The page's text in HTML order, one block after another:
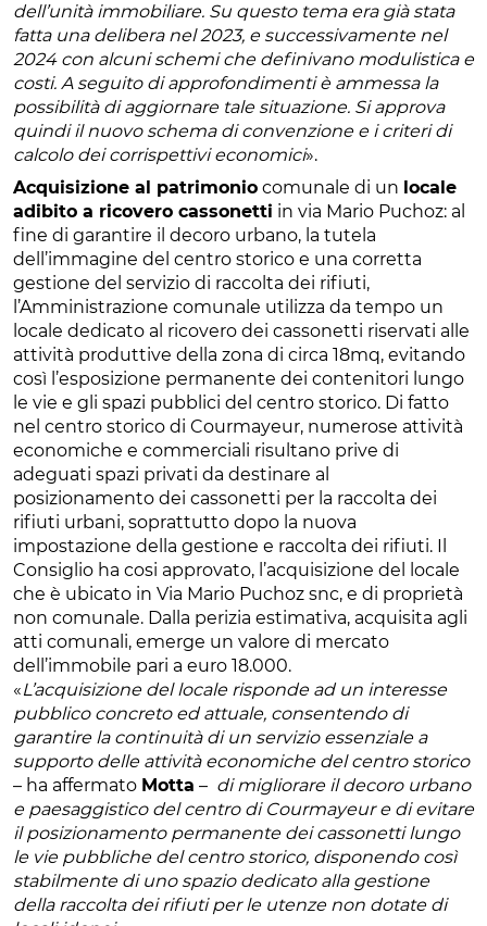
dell’unità immobiliare. Su questo tema era già stata
fatta una delibera nel 2023, e successivamente nel
2024 con alcuni schemi che definivano modulistica e
costi. A seguito di approfondimenti è ammessa la
possibilità di aggiornare tale situazione. Si approva
quindi il nuovo schema di convenzione e i criteri di
calcolo dei corrispettivi economici».
Acquisizione al patrimonio comunale di un locale
adibito a ricovero cassonetti in via Mario Puchoz: al
fine di garantire il decoro urbano, la tutela
dell’immagine del centro storico e una corretta
gestione del servizio di raccolta dei rifiuti,
l’Amministrazione comunale utilizza da tempo un
locale dedicato al ricovero dei cassonetti riservati alle
attività produttive della zona di circa 18mq, evitando
così l’esposizione permanente dei contenitori lungo
le vie e gli spazi pubblici del centro storico. Di fatto
nel centro storico di Courmayeur, numerose attività
economiche e commerciali risultano prive di
adeguati spazi privati da destinare al
posizionamento dei cassonetti per la raccolta dei
rifiuti urbani, soprattutto dopo la nuova
impostazione della gestione e raccolta dei rifiuti. Il
Consiglio ha cosi approvato, l’acquisizione del locale
che è ubicato in Via Mario Puchoz snc, e di proprietà
non comunale. Dalla perizia estimativa, acquisita agli
atti comunali, emerge un valore di mercato
dell’immobile pari a euro 18.000.
«L’acquisizione del locale risponde ad un interesse
pubblico concreto ed attuale, consentendo di
garantire la continuità di un servizio essenziale a
supporto delle attività economiche del centro storico
– ha affermato Motta – di migliorare il decoro urbano
e paesaggistico del centro di Courmayeur e di evitare
il posizionamento permanente dei cassonetti lungo
le vie pubbliche del centro storico, disponendo così
stabilmente di uno spazio dedicato alla gestione
della raccolta dei rifiuti per le utenze non dotate di